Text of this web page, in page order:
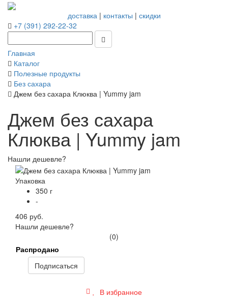
доставка| контакты | скидки
+7 (391) 292-22-32
Главная
Каталог
Полезные продукты
Без сахара
Джем без сахара Клюква | Yummy jam
Джем без сахара
Клюква | Yummy jam
Нашли дешевле?
Упаковка
350 г
-
406 руб.
Нашли дешевле?
(0)
Распродано
Подписаться
В избранное